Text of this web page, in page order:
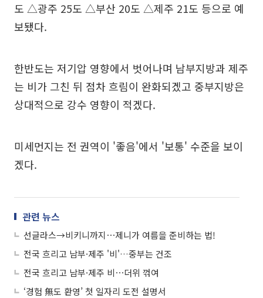
도 △광주 25도 △부산 20도 △제주 21도 등으로 예
보됐다.
한반도는 저기압 영향에서 벗어나며 남부지방과 제주
는 비가 그친 뒤 점차 흐림이 완화되겠고 중부지방은
상대적으로 강수 영향이 적겠다.
미세먼지는 전 권역이 '좋음'에서 '보통' 수준을 보이
겠다.
관련 뉴스
선글라스→비키니까지⋯제니가 여름을 준비하는 법!
전국 흐리고 남부·제주 '비'…중부는 건조
전국 흐리고 남부·제주 비⋯더위 꺾여
‘경험 無도 환영’ 첫 일자리 도전 설명서